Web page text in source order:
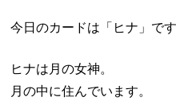
今日のカードは「ヒナ」です
ヒナは月の女神。
月の中に住んでいます。